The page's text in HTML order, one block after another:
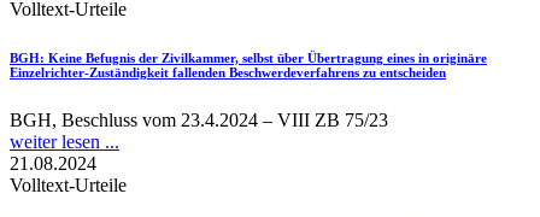
Volltext-Urteile
BGH: Keine Befugnis der Zivilkammer, selbst über Übertragung eines in originäre
Einzelrichter-Zuständigkeit fallenden Beschwerdeverfahrens zu entscheiden
BGH, Beschluss vom 23.4.2024 – VIII ZB 75/23
weiter lesen ...
21.08.2024
Volltext-Urteile